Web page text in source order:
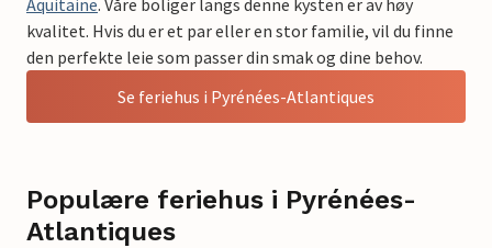
Aquitaine. Våre boliger langs denne kysten er av høy
kvalitet. Hvis du er et par eller en stor familie, vil du finne
den perfekte leie som passer din smak og dine behov.
Se feriehus i Pyrénées-Atlantiques
Populære feriehus i Pyrénées-
Atlantiques